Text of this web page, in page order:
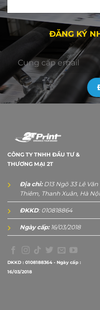
ĐĂNG KÝ
CÔNG TY TNHH ĐẦU TƯ &
THƯƠNG MẠI 2T
Địa chỉ:D13 Ngõ 33 Lê Văn
Thiêm, Thanh Xuân, Hà Nội
ĐKKD: 010818864
Ngày cấp:16/03/2018
DKKD : 0108188364 - Ngày cấp :
16/03/2018